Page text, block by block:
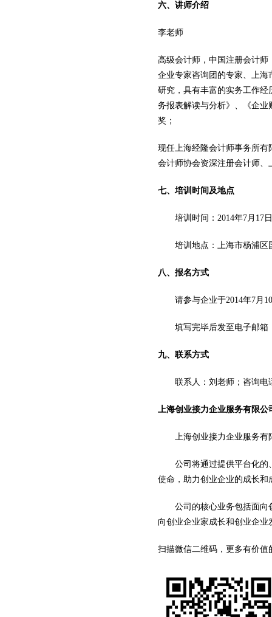
六、讲师介绍
李老师
高级会计师，中国注册会计
企业专家咨询团的专家、上
研究，具有丰富的实务工作
务报表解读与分析》、《企
奖；
现任上海经隆会计师事务所
会计师协会资深注册会计师
七、培训时间及地点
培训时间： 2014年7月 17
培训地点：上海市杨浦区
八、报名方式
请参与企业于2014年7月 10
填写完毕后发至电子邮箱
九、联系方式
联系人：刘老师；咨询电
上海创业接力企业服务有限公
上海创业接力企业服务有
公司将通过提供平台化的
使命，助力创业企业的成长和
公司的核心业务包括面向
向创业企业家成长和创业企业
扫描微信二维码，更多有价值